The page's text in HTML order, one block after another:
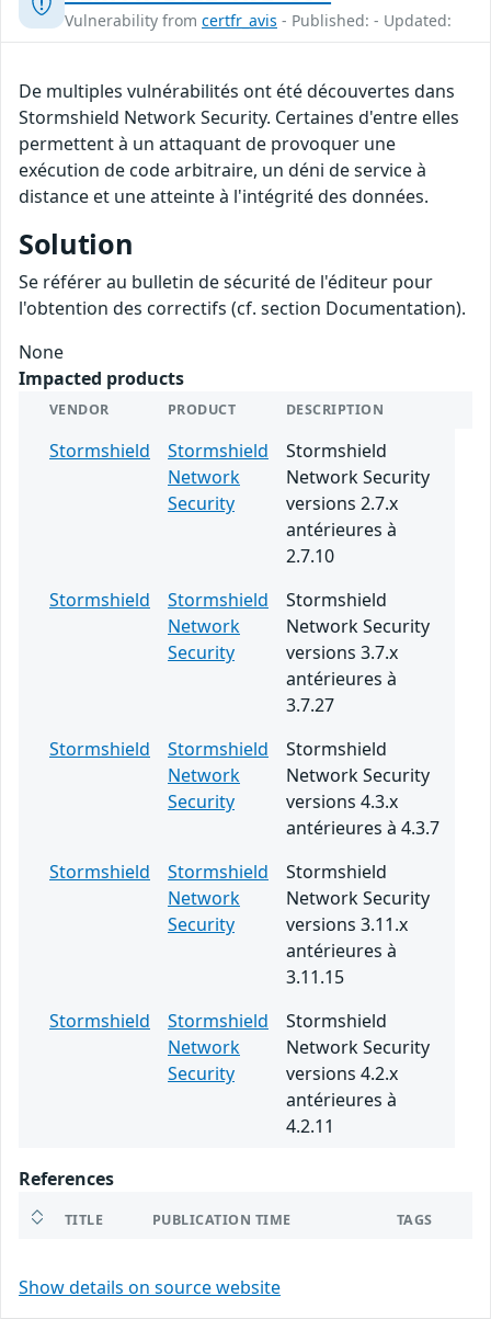
Vulnerability from certfr_avis - Published: - Updated:
De multiples vulnérabilités ont été découvertes dans
Stormshield Network Security. Certaines d'entre elles
permettent à un attaquant de provoquer une
exécution de code arbitraire, un déni de service à
distance et une atteinte à l'intégrité des données.
Solution
Se référer au bulletin de sécurité de l'éditeur pour
l'obtention des correctifs (cf. section Documentation).
None
Impacted products
VENDOR PRODUCT DESCRIPTION
Stormshield
Stormshield
Network
Security
Stormshield
Network Security
versions 2.7.x
antérieures à
2.7.10
Stormshield
Stormshield
Network
Security
Stormshield
Network Security
versions 3.7.x
antérieures à
3.7.27
Stormshield
Stormshield
Network
Security
Stormshield
Network Security
versions 4.3.x
antérieures à 4.3.7
Stormshield
Stormshield
Network
Security
Stormshield
Network Security
versions 3.11.x
antérieures à
3.11.15
Stormshield
Stormshield
Network
Security
Stormshield
Network Security
versions 4.2.x
antérieures à
4.2.11
References
TITLE PUBLICATION TIME TAGS
Show details on source website